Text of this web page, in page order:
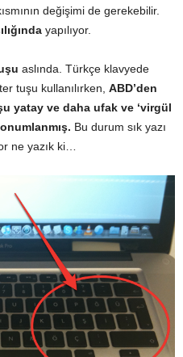
değişimi de gerekebilir.
yapılıyor.
aslında. Türkçe klavyede
tuşu kullanılırken, ABD’den
yatay ve daha ufak ve ‘virgül
Bu durum sık yazı
ne yazık ki…